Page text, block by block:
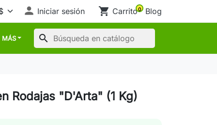
 Iniciar sesión shopping_cart Carrito0 Blog
MÁS search
Rodajas "D'Arta" (1 Kg)